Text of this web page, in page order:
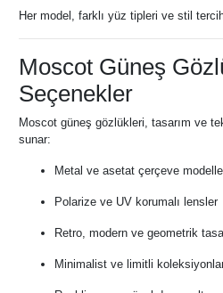
Her model, farklı yüz tipleri ve stil
Moscot Güneş
Seçenekler
Moscot güneş gözlükleri, tasarım ve
sunar:
Metal ve asetat çerçeve
Polarize ve UV korumalı lensler
Retro, modern ve geometrik
Minimalist ve limitli